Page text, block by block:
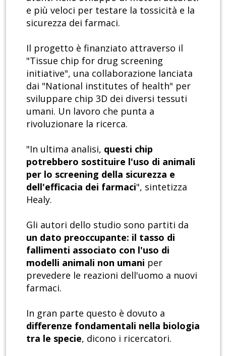
e più veloci per testare la tossicità e la
sicurezza dei farmaci.
Il progetto è finanziato attraverso il
"Tissue chip for drug screening
initiative", una collaborazione lanciata
dai "National institutes of health" per
sviluppare chip 3D dei diversi tessuti
umani. Un lavoro che punta a
rivoluzionare la ricerca.
"In ultima analisi, questi chip
potrebbero sostituire l'uso di animali
per lo screening della sicurezza e
dell'efficacia dei farmaci", sintetizza
Healy.
Gli autori dello studio sono partiti da
un dato preoccupante: il tasso di
fallimenti associato con l'uso di
modelli animali non umani per
prevedere le reazioni dell'uomo a nuovi
farmaci.
In gran parte questo è dovuto a
differenze fondamentali nella biologia
tra le specie, dicono i ricercatori.